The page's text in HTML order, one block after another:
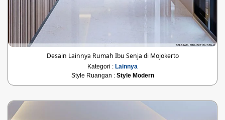
Desain Lainnya Rumah Ibu Senja di Mojokerto
Kategori : Lainnya
Style Ruangan : Style Modern